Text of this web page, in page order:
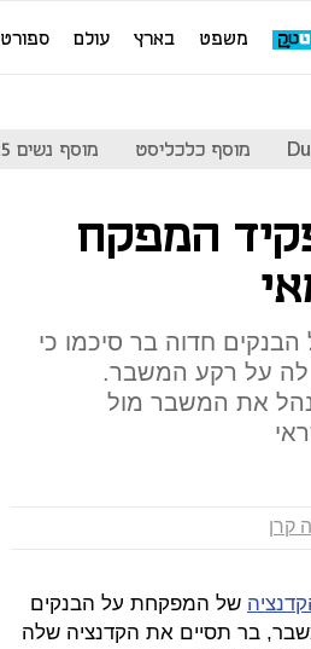
משפט בארץ עולם ספורט
מוסף כלכליסט מוסף נשים 2025
המפקח
חדוה בר סיכמו כי
לה על רקע המשבר.
את המשבר מול
קרן
של המפקחת על הבנקים
בר תסיים את הקדנציה שלה